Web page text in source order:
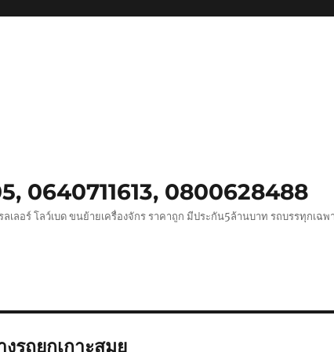
0640711613, 0800628488
เลอร์ โลว์เบด ขนย้ายเครื่องจักร ราคาถูก มีประกัน5ล้านบาท รถบรรทุกเฉพ
รถยกเกาะสมุย